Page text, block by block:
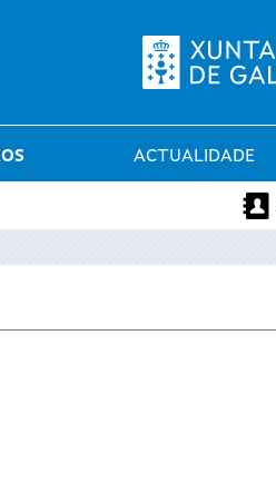
ACTUALIDADE